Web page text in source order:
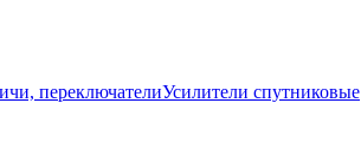
переключателиУсилители спутниковые